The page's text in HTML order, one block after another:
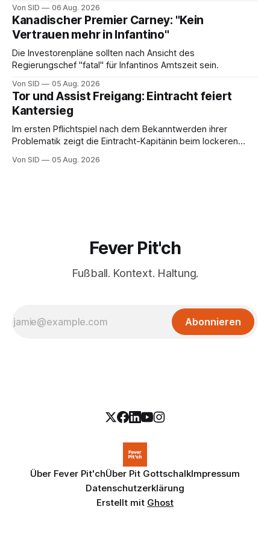
Von SID 06 Aug. 2026
Kanadischer Premier Carney: "Kein
Vertrauen mehr in Infantino"
Die Investorenpläne sollten nach Ansicht des
Regierungschef "fatal" für Infantinos Amtszeit sein.
Von SID 05 Aug. 2026
Tor und Assist Freigang: Eintracht feiert
Kantersieg
Im ersten Pflichtspiel nach dem Bekanntwerden ihrer
Problematik zeigt die Eintracht-Kapitänin beim lockeren
Von SID 05 Aug. 2026
Fever Pit'ch
Fußball. Kontext. Haltung.
Abonnieren
Über Fever Pit'chÜber Pit GottschalkImpressum
Datenschutzerklärung
Erstellt mit Ghost